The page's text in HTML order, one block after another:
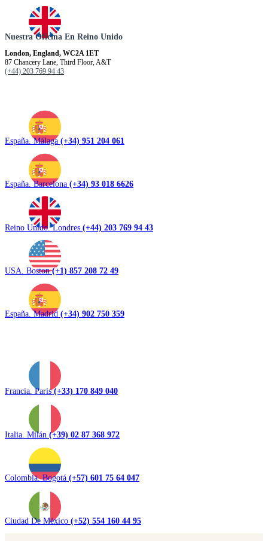
Nuestra Oficina En Reino Unido
London, England, WC2A 1ET
87 Chancery Lane, Third Floor, A&T
(+44) 203 769 94 43
España. Málaga (+34) 951 204 061
España. Barcelona (+34) 93 018 6626
Reino Unido. Londres (+44) 203 769 94 43
USA. Boston(+1) 857 208 72 49
España. Madrid (+34) 902 750 359
Francia. Paris(+33) 170 849 040
Italia. Milán (+39) 02 87 368 972
Colombia. Bogotá (+57) 601 75 64 047
Ciudad De México (+52) 554 160 44 95